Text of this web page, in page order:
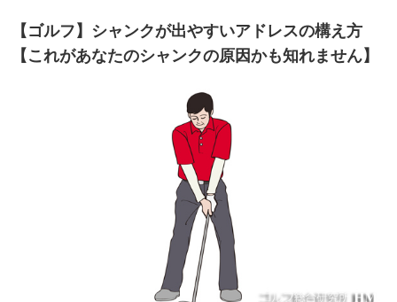
【ゴルフ】シャンクが出やすいアドレスの構え方
【これがあなたのシャンクの原因かも知れません】